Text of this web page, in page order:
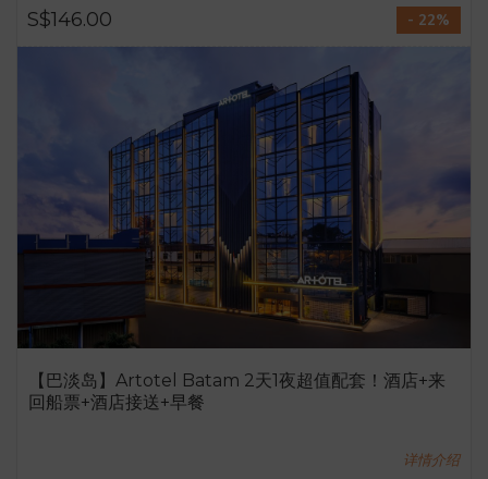
S$146.00 - 22%
【巴淡岛】Artotel Batam 2天1夜超值配套！酒店+来
回船票+酒店接送+早餐
详情介绍